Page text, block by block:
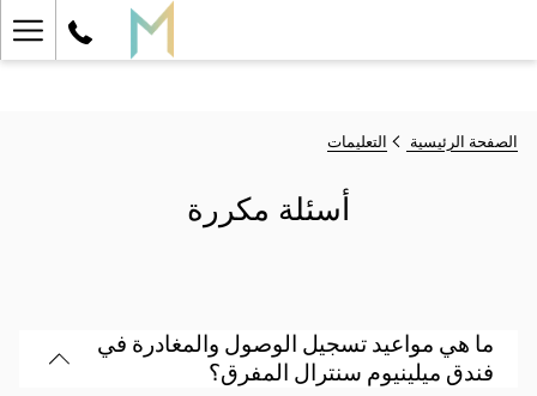
الصفحة الرئيسية التعليمات
أسئلة مكررة
ما هي مواعيد تسجيل الوصول والمغادرة في
فندق ميلينيوم سنترال المفرق؟